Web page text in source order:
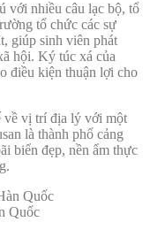
với nhiều câu lạc bộ, tổ
tổ chức các sự
giúp sinh viên phát
hội. Ký túc xá của
điều kiện thuận lợi cho
về vị trí địa lý với một
là thành phố cảng
biển đẹp, nền ẩm thực
Quốc